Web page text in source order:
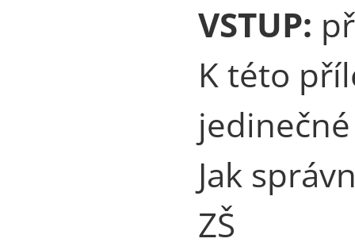
VSTUP:
K této
Jak
ZŠ